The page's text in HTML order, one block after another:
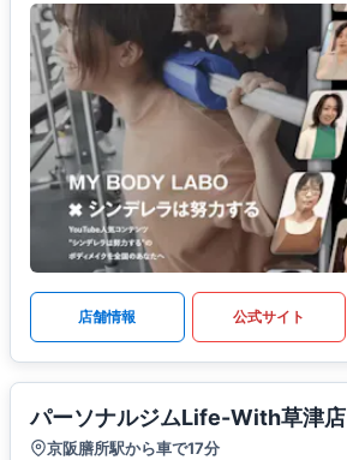
店舗情報 公式サイト
パーソナルジムLife-With草津店
京阪膳所駅から車で17分